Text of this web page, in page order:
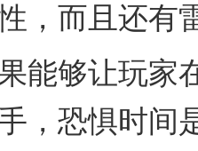
，而且还有
能够让玩家
，恐惧时间